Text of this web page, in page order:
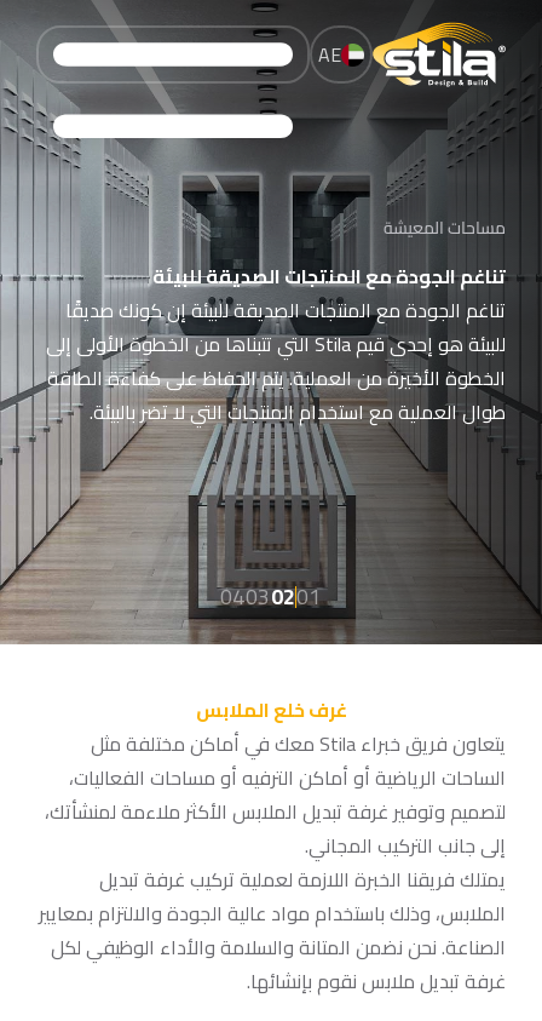
AE
مساحات المعيشة
تناغم الجودة مع المنتجات الصديقة للبيئة
تناغم الجودة مع المنتجات الصديقة للبيئة إن كونك صديقًا
للبيئة هو إحدى قيم Stila التي تتبناها من الخطوة الأولى إلى
الخطوة الأخيرة من العملية. يتم الحفاظ على كفاءة الطاقة
طوال العملية مع استخدام المنتجات التي لا تضر بالبيئة.
01
02
03
04
غرف خلع الملابس
يتعاون فريق خبراء Stila معك في أماكن مختلفة مثل
الساحات الرياضية أو أماكن الترفيه أو مساحات الفعاليات،
لتصميم وتوفير غرفة تبديل الملابس الأكثر ملاءمة لمنشأتك،
إلى جانب التركيب المجاني.
يمتلك فريقنا الخبرة اللازمة لعملية تركيب غرفة تبديل
الملابس، وذلك باستخدام مواد عالية الجودة والالتزام بمعايير
الصناعة. نحن نضمن المتانة والسلامة والأداء الوظيفي لكل
غرفة تبديل ملابس نقوم بإنشائها.